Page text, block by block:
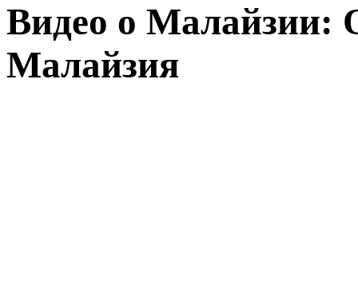
Видео о Малайзии:
Малайзия